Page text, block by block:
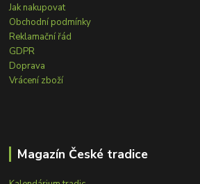
Jak nakupovat
Obchodní podmínky
Reklamační řád
GDPR
Doprava
Vrácení zboží
Magazín České tradice